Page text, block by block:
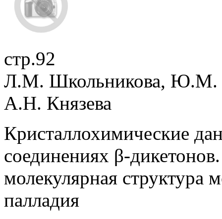
стр.92
Л.М. Школьникова, Ю.М.
А.Н. Князева
Кристаллохимические
соединениях β-
молекулярная структура
палладия